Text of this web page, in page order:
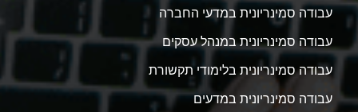
עבודה סמינריונית במדעי החברה
עבודה סמינריונית במנהל עסקים
עבודה סמינריונית בלימודי תקשורת
עבודה סמינריונית במדעים